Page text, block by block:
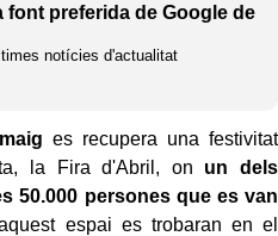
font preferida de Google de
notícies d'actualitat
es recupera una festivitat
la Fira d'Abril, on un dels
50.000 persones que es van
espai es trobaran en el